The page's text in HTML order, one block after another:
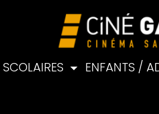
SCOLAIRES ENFANTS /